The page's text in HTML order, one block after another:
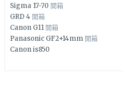
Sigma 17-70 開箱
GRD 4 開箱
Canon G11 開箱
Panasonic GF2+14mm 開箱
Canon is850